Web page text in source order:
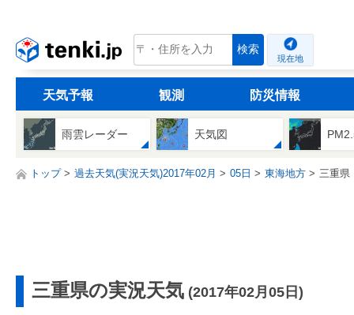
tenki.jp 検索
現在地
天気予報 観測 防災情報
雨雲レーダー 天気図
トップ 過去天気(実況天気)2017年02月 05日 東海地方 三重県
三重県の実況天気 (2017年02月05日)